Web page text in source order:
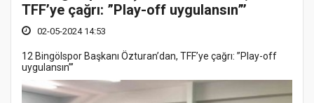
TFF’ye çağrı: ”Play-off uygulansın”’
02-05-2024 14:53
12 Bingölspor Başkanı Özturan’dan, TFF’ye çağrı: ”Play-off
uygulansın”’